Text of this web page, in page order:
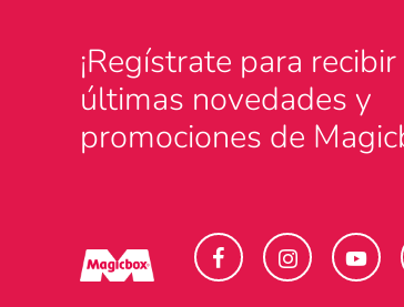
¡Regístrate para
últimas novedades y
promociones de